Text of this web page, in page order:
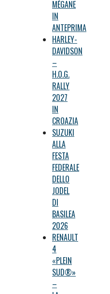
MÉGANE
IN
ANTEPRIMA
HARLEY-
DAVIDSON
–
H.O.G.
RALLY
2027
IN
CROAZIA
SUZUKI
ALLA
FESTA
FEDERALE
DELLO
JODEL
DI
BASILEA
2026
RENAULT
4
«PLEIN
SUD®»
–